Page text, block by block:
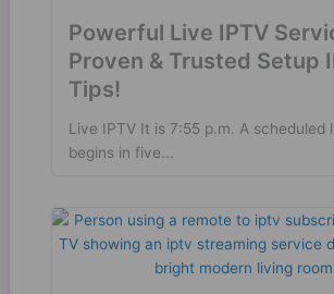
Powerful Live IPTV
Proven & Trusted Setup
Tips!
Live IPTV It is 7:55 p.m. A scheduled
begins in five...